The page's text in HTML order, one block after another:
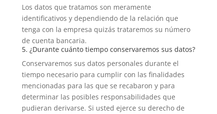
Los datos que tratamos son meramente
identificativos y dependiendo de la relación que
tenga con la empresa quizás trataremos su número
de cuenta bancaria.
5. ¿Durante cuánto tiempo conservaremos sus datos?
Conservaremos sus datos personales durante el
tiempo necesario para cumplir con las finalidades
mencionadas para las que se recabaron y para
determinar las posibles responsabilidades que
pudieran derivarse. Si usted ejerce su derecho de